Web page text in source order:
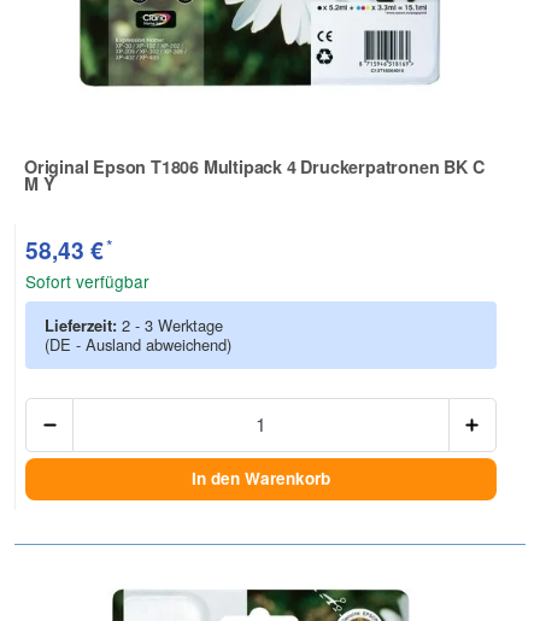
Original Epson T1806 Multipack 4 Druckerpatronen BK C
M Y
Zur Artikelbewertung
58,43 €*
Sofort verfügbar
Lieferzeit: 2 - 3 Werktage
(DE - Ausland abweichend)
In den Warenkorb